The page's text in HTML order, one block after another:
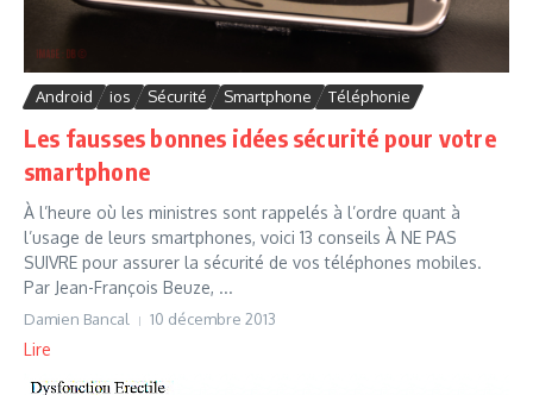
Android ios Sécurité Smartphone Téléphonie
Les fausses bonnes idées sécurité pour votre
smartphone
À l’heure où les ministres sont rappelés à l’ordre quant à
l’usage de leurs smartphones, voici 13 conseils À NE PAS
SUIVRE pour assurer la sécurité de vos téléphones mobiles.
Par Jean-François Beuze, ...
Damien Bancal 10 décembre 2013
Lire